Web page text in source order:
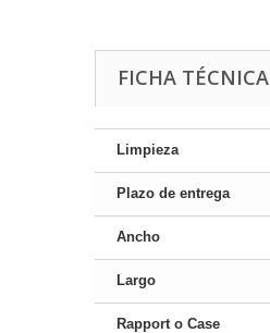
FICHA TÉCNICA
Limpieza
Plazo de entrega
Ancho
Largo
Rapport o Case